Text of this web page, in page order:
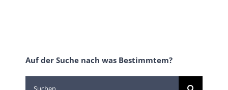
Auf der Suche nach was Bestimmtem?
Suche